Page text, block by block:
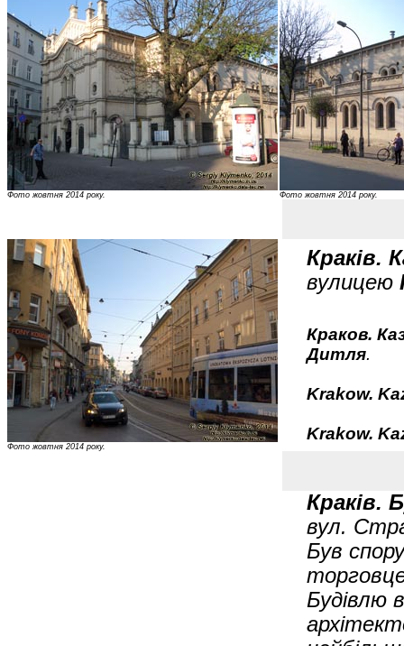
Фото жовтня 2014 року. Фото жовтня 2014 року.
Фото жовтня 2014 року.
Краків.
вулицею
Краков.
Дитля.
Krakow.
Krakow.
Краків.
вул.
Був
Будівлю